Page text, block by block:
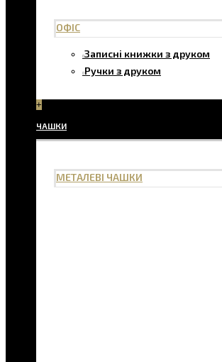
ОФІС
Записні книжки з друком
Ручки з друком
+
ЧАШКИ
МЕТАЛЕВІ ЧАШКИ